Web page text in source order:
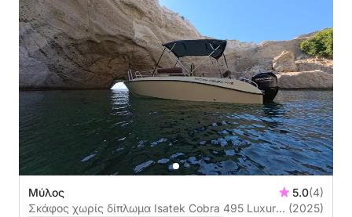
Μύλος 5.0(4)
Σκάφος χωρίς δίπλωμα Isatek Cobra 495 Luxury
(2025)